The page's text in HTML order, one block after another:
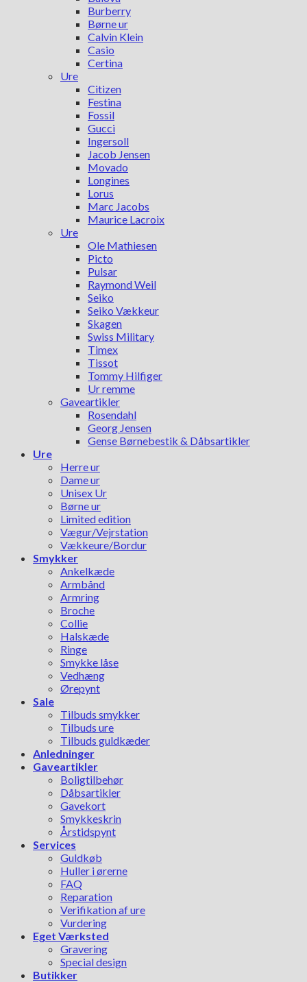
Burberry
Børne ur
Calvin Klein
Casio
Certina
Ure
Citizen
Festina
Fossil
Gucci
Ingersoll
Jacob Jensen
Movado
Longines
Lorus
Marc Jacobs
Maurice Lacroix
Ure
Ole Mathiesen
Picto
Pulsar
Raymond Weil
Seiko
Seiko Vækkeur
Skagen
Swiss Military
Timex
Tissot
Tommy Hilfiger
Ur remme
Gaveartikler
Rosendahl
Georg Jensen
Gense Børnebestik & Dåbsartikler
Ure
Herre ur
Dame ur
Unisex Ur
Børne ur
Limited edition
Vægur/Vejrstation
Vækkeure/Bordur
Smykker
Ankelkæde
Armbånd
Armring
Broche
Collie
Halskæde
Ringe
Smykke låse
Vedhæng
Ørepynt
Sale
Tilbuds smykker
Tilbuds ure
Tilbuds guldkæder
Anledninger
Gaveartikler
Boligtilbehør
Dåbsartikler
Gavekort
Smykkeskrin
Årstidspynt
Services
Guldkøb
Huller i ørerne
FAQ
Reparation
Verifikation af ure
Vurdering
Eget Værksted
Gravering
Special design
Butikker